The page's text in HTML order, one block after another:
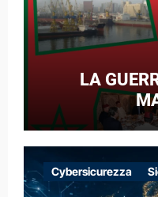
LA
Cybersicurezza